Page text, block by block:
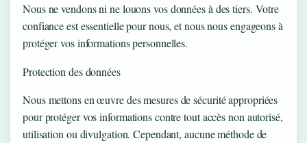
Nous ne vendons ni ne louons vos données à des tiers. Votre
confiance est essentielle pour nous, et nous nous engageons à
protéger vos informations personnelles.
Protection des données
Nous mettons en œuvre des mesures de sécurité appropriées
pour protéger vos informations contre tout accès non autorisé,
utilisation ou divulgation. Cependant, aucune méthode de